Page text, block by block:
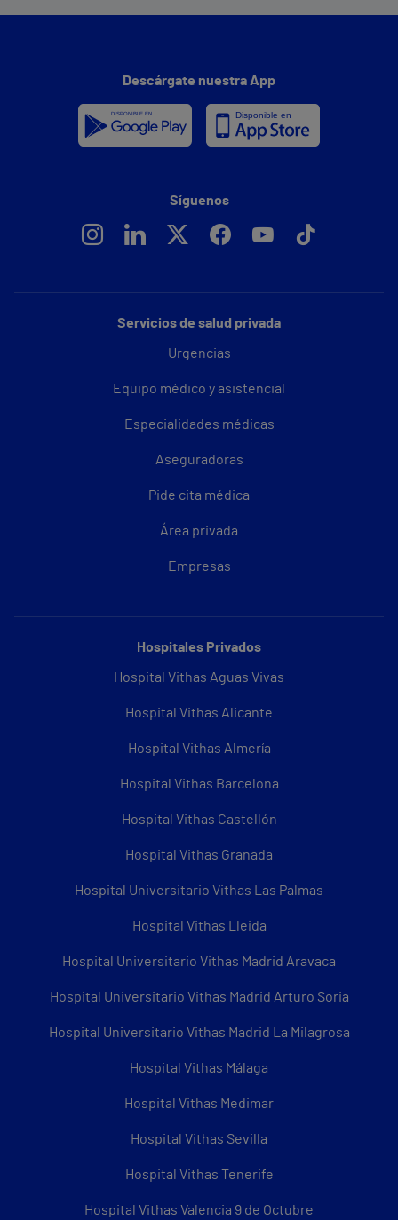
Servicios de salud privada
Urgencias
Equipo médico y asistencial
Especialidades médicas
Aseguradoras
Pide cita médica
Área privada
Empresas
Hospitales Privados
Hospital Vithas Aguas Vivas
Hospital Vithas Alicante
Hospital Vithas Almería
Hospital Vithas Barcelona
Hospital Vithas Castellón
Hospital Vithas Granada
Hospital Universitario Vithas Las Palmas
Hospital Vithas Lleida
Hospital Universitario Vithas Madrid Aravaca
Hospital Universitario Vithas Madrid Arturo Soria
Hospital Universitario Vithas Madrid La Milagrosa
Hospital Vithas Málaga
Hospital Vithas Medimar
Hospital Vithas Sevilla
Hospital Vithas Tenerife
Hospital Vithas Valencia 9 de Octubre
Descárgate nuestra App
Síguenos